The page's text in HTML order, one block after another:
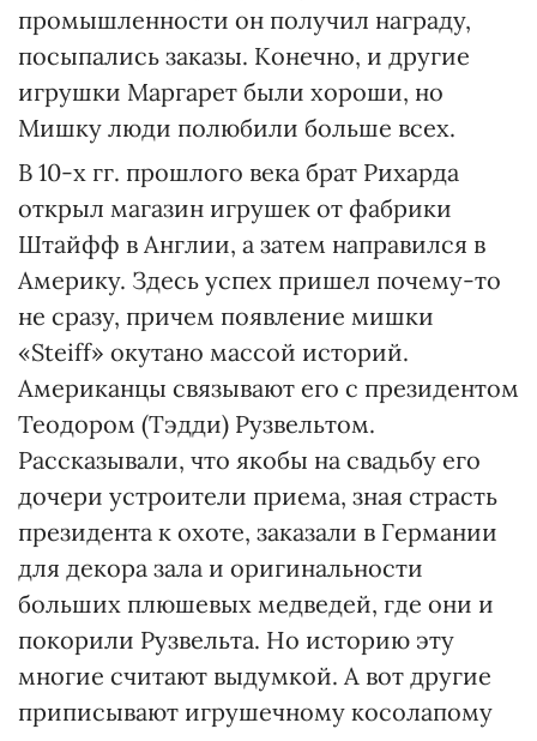
промышленности он получил награду,
посыпались заказы. Конечно, и другие
игрушки Маргарет были хороши, но
Мишку люди полюбили больше всех.
В 10-х гг. прошлого века брат Рихарда
открыл магазин игрушек от фабрики
Штайфф в Англии, а затем направился в
Америку. Здесь успех пришел почему-то
не сразу, причем появление мишки
«Steiff» окутано массой историй.
Американцы связывают его с президентом
Теодором (Тэдди) Рузвельтом.
Рассказывали, что якобы на свадьбу его
дочери устроители приема, зная страсть
президента к охоте, заказали в Германии
для декора зала и оригинальности
больших плюшевых медведей, где они и
покорили Рузвельта. Но историю эту
многие считают выдумкой. А вот другие
приписывают игрушечному косолапому